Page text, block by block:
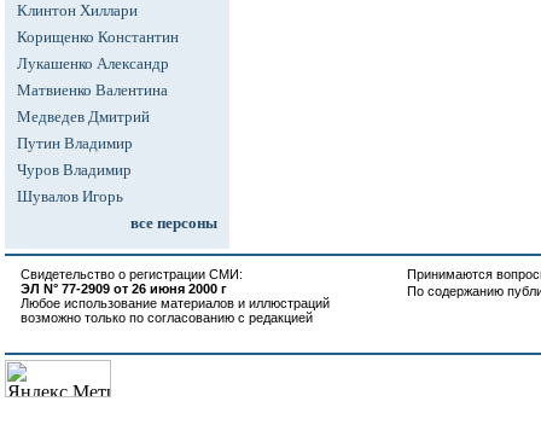
Клинтон Хиллари
Корищенко Константин
Лукашенко Александр
Матвиенко Валентина
Медведев Дмитрий
Путин Владимир
Чуров Владимир
Шувалов Игорь
все персоны
Свидетельство о регистрации СМИ:
ЭЛ N° 77-2909 от 26 июня 2000 г
Любое использование материалов и иллюстраций
возможно только по согласованию с редакцией
Принимаются
По содержанию